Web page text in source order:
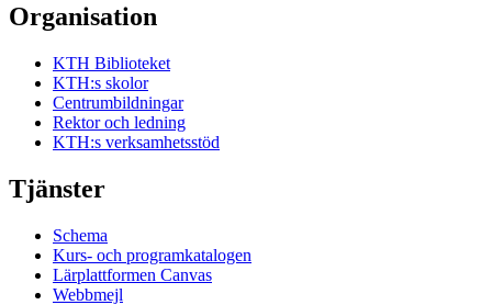
Organisation
KTH Biblioteket
KTH:s skolor
Centrumbildningar
Rektor och ledning
KTH:s verksamhetsstöd
Tjänster
Schema
Kurs- och programkatalogen
Lärplattformen Canvas
Webbmejl